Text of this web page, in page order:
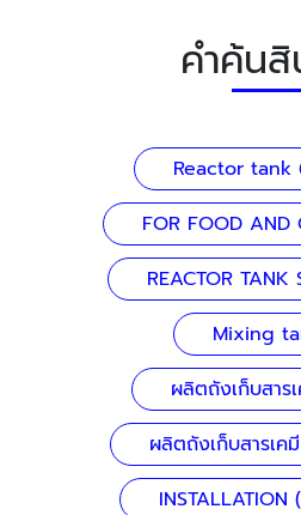
คำค้น
Reactor tank
FOR FOOD AND
REACTOR TANK
Mixing
ผลิตถังเก็บสาร
ผลิตถังเก็บสารเ
INSTALLATION